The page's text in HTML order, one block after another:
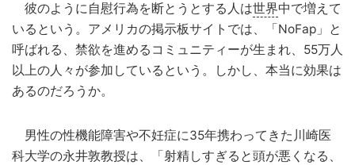
彼のように自慰行為を断とうとする人は世界中で増えて
いるという。アメリカの掲示板サイトでは、「NoFap」と
呼ばれる、禁欲を進めるコミュニティーが生まれ、55万人
以上の人々が参加しているという。しかし、本当に効果は
あるのだろうか。
男性の性機能障害や不妊症に35年携わってきた川崎医
科大学の永井敦教授は、「射精しすぎると頭が悪くなる、